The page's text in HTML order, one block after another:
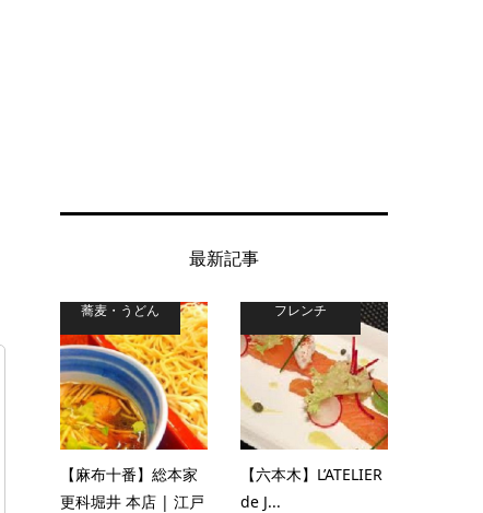
最新記事
蕎麦・うどん
【麻布十番】総本家
更科堀井 本店 | 江戸
フレンチ
【六本木】L’ATELIER
de J...